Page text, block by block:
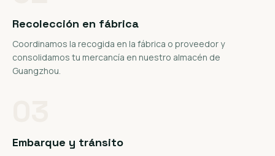
Recolección en fábrica
Coordinamos la recogida en la fábrica o proveedor y
consolidamos tu mercancía en nuestro almacén de
Guangzhou.
Embarque y tránsito